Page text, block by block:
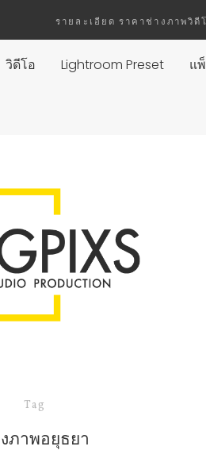
รายละเอียด ราคาช่างภาพวิดี
วิดีโอ Lightroom Preset แ
Tag
ภาพอยุธยา